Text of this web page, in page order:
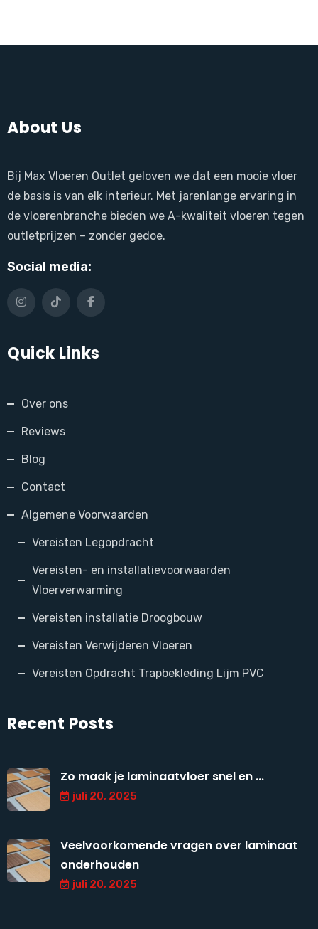
About Us
Bij Max Vloeren Outlet geloven we dat een mooie vloer
de basis is van elk interieur. Met jarenlange ervaring in
de vloerenbranche bieden we A-kwaliteit vloeren tegen
outletprijzen – zonder gedoe.
Social media:
Quick Links
Over ons
Reviews
Blog
Contact
Algemene Voorwaarden
Vereisten Legopdracht
Vereisten- en installatievoorwaarden
Vloerverwarming
Vereisten installatie Droogbouw
Vereisten Verwijderen Vloeren
Vereisten Opdracht Trapbekleding Lijm PVC
Recent Posts
Zo maak je laminaatvloer snel en ...
juli 20, 2025
Veelvoorkomende vragen over laminaat
onderhouden
juli 20, 2025